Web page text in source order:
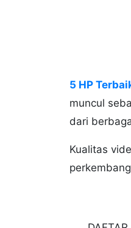
5 HP
muncul
dari
Kualitas